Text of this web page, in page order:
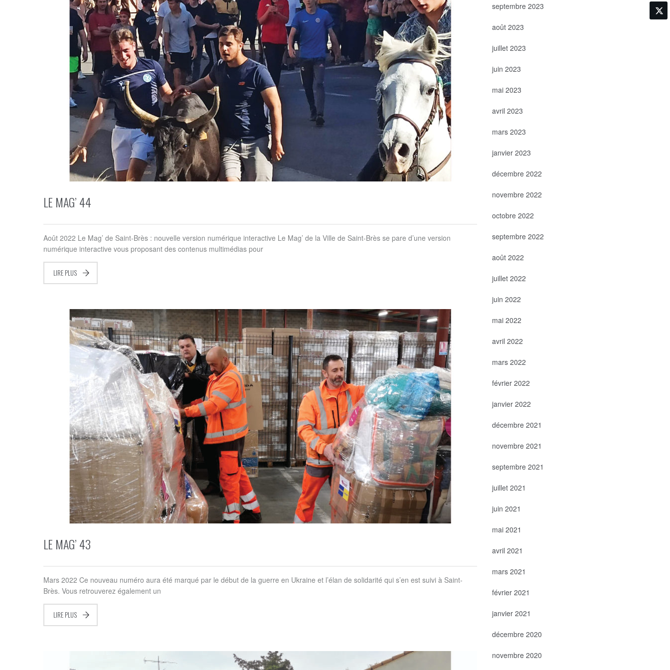
LE MAG’ 44
Août 2022 Le Mag’ de Saint-Brès : nouvelle version numérique interactive Le Mag’ de la Ville de Saint-Brès se pare d’une version
numérique interactive vous proposant des contenus multimédias pour
LIRE PLUS
LE MAG’ 43
Mars 2022 Ce nouveau numéro aura été marqué par le début de la guerre en Ukraine et l’élan de solidarité qui s’en est suivi à Saint-
Brès. Vous retrouverez également un
LIRE PLUS
septembre 2023
août 2023
juillet 2023
juin 2023
mai 2023
avril 2023
mars 2023
janvier 2023
décembre 2022
novembre 2022
octobre 2022
septembre 2022
août 2022
juillet 2022
juin 2022
mai 2022
avril 2022
mars 2022
février 2022
janvier 2022
décembre 2021
novembre 2021
septembre 2021
juillet 2021
juin 2021
mai 2021
avril 2021
mars 2021
février 2021
janvier 2021
décembre 2020
novembre 2020